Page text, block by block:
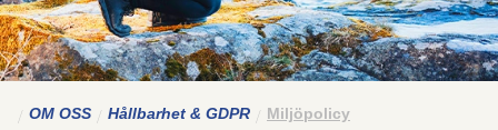
OM OSS Hållbarhet & GDPR Miljöpolicy